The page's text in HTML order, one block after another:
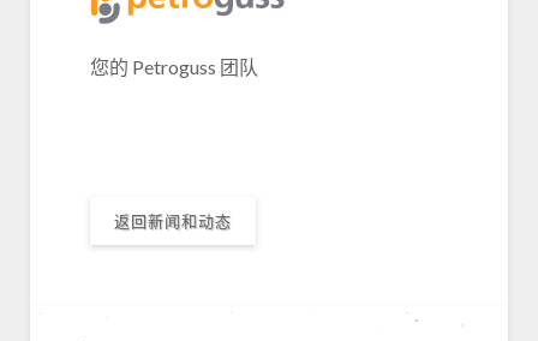
您的 Petroguss 团队
返回新闻和动态